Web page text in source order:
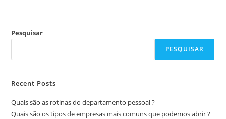
Pesquisar
PESQUISAR
Recent Posts
Quais são as rotinas do departamento pessoal ?
Quais são os tipos de empresas mais comuns que podemos abrir ?